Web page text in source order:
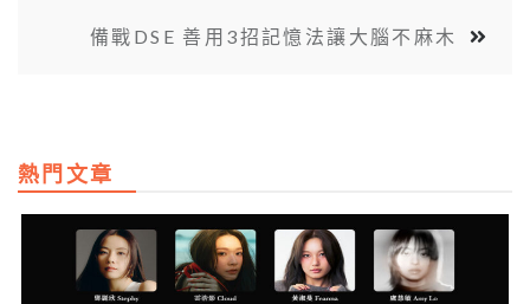
備戰DSE 善用3招記憶法讓大腦不麻木
熱門文章